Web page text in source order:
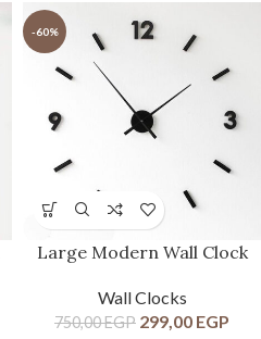
-60%
Large Modern Wall Clock
Wall Clocks
750,00EGP 299,00 EGP